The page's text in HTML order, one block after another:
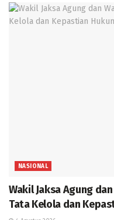
NASIONAL
Wakil Jaksa Agung
Tata Kelola dan